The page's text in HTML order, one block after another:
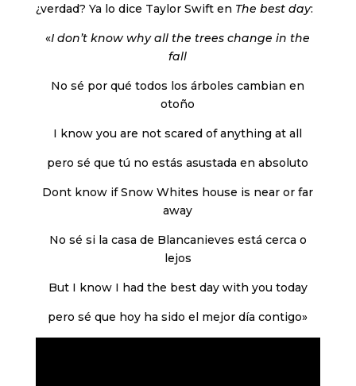
¿verdad? Ya lo dice Taylor Swift en The best day:
«I don’t know why all the trees change in the
fall
No sé por qué todos los árboles cambian en
otoño
I know you are not scared of anything at all
pero sé que tú no estás asustada en absoluto
Dont know if Snow Whites house is near or far
away
No sé si la casa de Blancanieves está cerca o
lejos
But I know I had the best day with you today
pero sé que hoy ha sido el mejor día contigo»